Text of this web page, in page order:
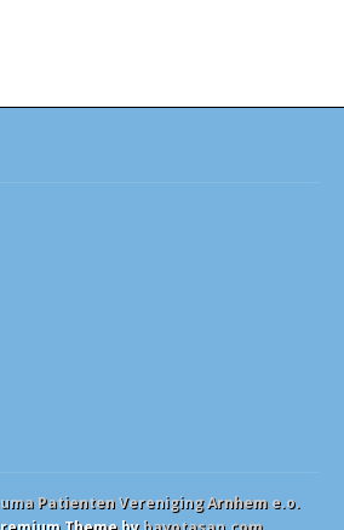
Patienten Vereniging Arnhem e.o.